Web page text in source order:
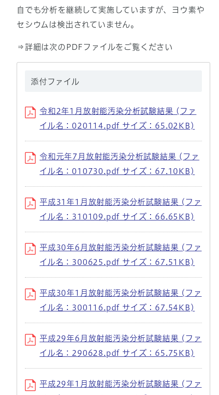
自でも分析を継続して実施していますが、ヨウ素や
セシウムは検出されていません。
⇒詳細は次のPDFファイルをご覧ください
添付ファイル
令和2年1月放射能汚染分析試験結果 (ファ
イル名：020114.pdf サイズ：65.02KB)
令和元年7月放射能汚染分析試験結果 (ファ
イル名：010730.pdf サイズ：67.10KB)
平成31年1月放射能汚染分析試験結果 (ファ
イル名：310109.pdf サイズ：66.65KB)
平成30年6月放射能汚染分析試験結果 (ファ
イル名：300625.pdf サイズ：67.51KB)
平成30年1月放射能汚染分析試験結果 (ファ
イル名：300116.pdf サイズ：67.54KB)
平成29年6月放射能汚染分析試験結果 (ファ
イル名：290628.pdf サイズ：65.75KB)
平成29年1月放射能汚染分析試験結果 (ファ